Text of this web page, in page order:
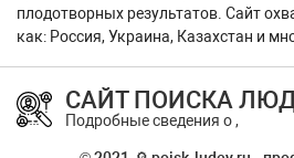
плодотворных результатов. Сайт
как: Россия, Украина, Казахстан и
САЙТ ПОИСКА
Подробные сведения о ,